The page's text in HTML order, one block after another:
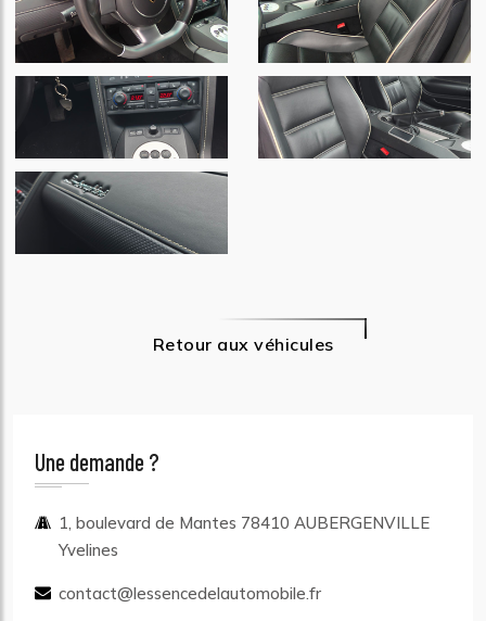
Retour aux véhicules
Une demande ?
1, boulevard de Mantes 78410 AUBERGENVILLE
Yvelines
contact@lessencedelautomobile.fr